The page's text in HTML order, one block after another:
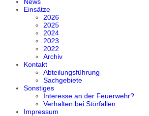
Einsätze
2026
2025
2024
2023
2022
Archiv
Kontakt
Abteilungsführung
Sachgebiete
Sonstiges
Interesse an der Feuerwehr?
Verhalten bei Störfallen
Impressum